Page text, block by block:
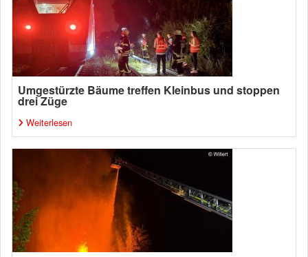
Umgestürzte Bäume treffen Kleinbus und stoppen
drei Züge
Weiterlesen